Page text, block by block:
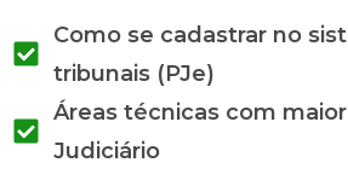
Como se cadastrar no
tribunais (PJe)
Áreas técnicas com
Judiciário